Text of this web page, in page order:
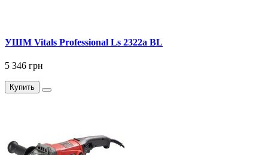
УШМ Vitals Professional Ls 2322a BL
5 346 грн
Купить